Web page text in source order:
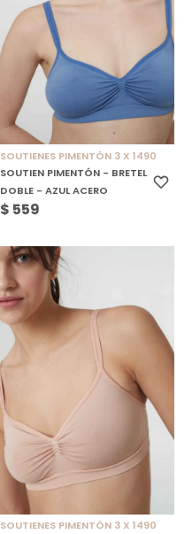
SOUTIENES PIMENTÓN 3 X 1490
SOUTIEN PIMENTÓN - BRETEL
DOBLE - AZUL ACERO
$ 559
SOUTIENES PIMENTÓN 3 X 1490